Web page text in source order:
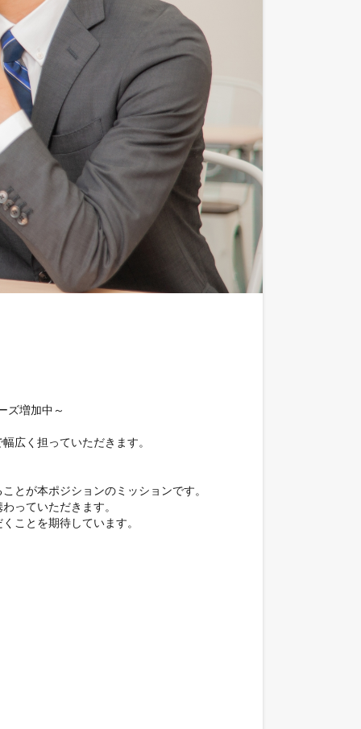
ズ増加中～
広く担っていただきます。
とが本ポジションのミッションです。
っていただきます。
ことを期待しています。